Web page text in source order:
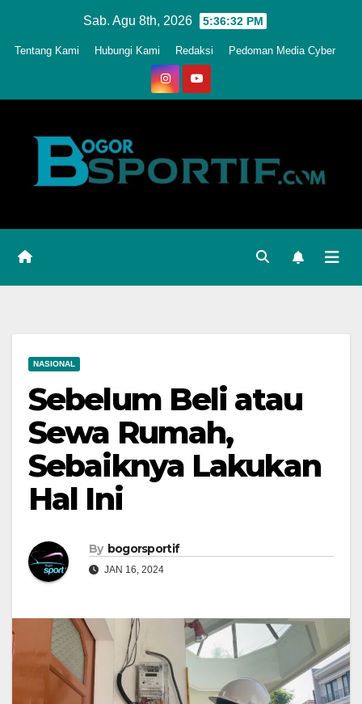
Sab. Agu 8th, 2026 5:36:34 PM
Tentang Kami Hubungi Kami Redaksi Pedoman Media Cyber
NASIONAL
Sebelum Beli atau
Sewa Rumah,
Sebaiknya Lakukan
Hal Ini
By bogorsportif
JAN 16, 2024